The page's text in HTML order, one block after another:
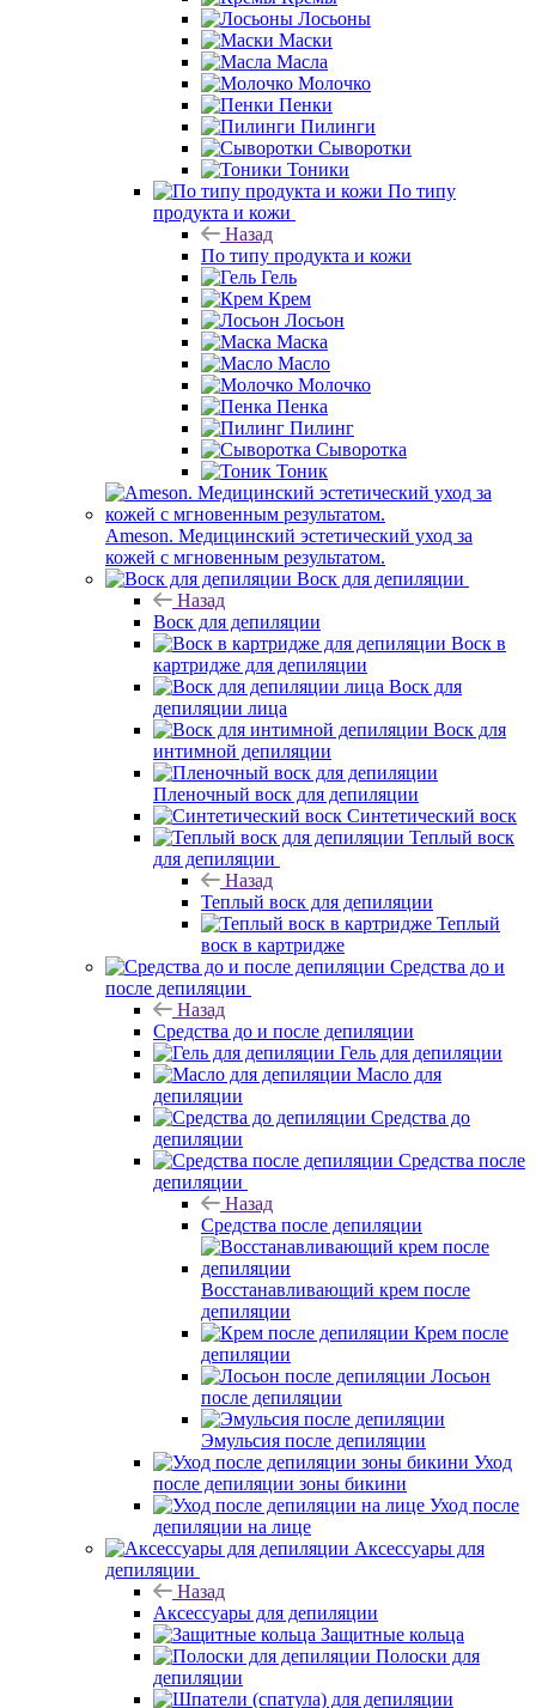
Лосьоны
Маски
Масла
Молочко
Пенки
Пилинги
Сыворотки
Тоники
По типу
продукта и кожи
Назад
По типу продукта и кожи
Гель
Крем
Лосьон
Маска
Масло
Молочко
Пенка
Пилинг
Сыворотка
Тоник
Ameson. Медицинский эстетический уход за
кожей с мгновенным результатом.
Воск для депиляции
Назад
Воск для депиляции
Воск в
картридже для депиляции
Воск для
депиляции лица
Воск для
интимной депиляции
Пленочный воск для депиляции
Синтетический воск
Теплый воск
для депиляции
Назад
Теплый воск для депиляции
Теплый
воск в картридже
Средства до и
после депиляции
Назад
Средства до и после депиляции
Гель для депиляции
Масло для
депиляции
Средства до
депиляции
Средства после
депиляции
Назад
Средства после депиляции
Восстанавливающий крем после
депиляции
Крем после
депиляции
Лосьон
после депиляции
Эмульсия после депиляции
Уход
после депиляции зоны бикини
Уход после
депиляции на лице
Аксессуары для
депиляции
Назад
Аксессуары для депиляции
Защитные кольца
Полоски для
депиляции